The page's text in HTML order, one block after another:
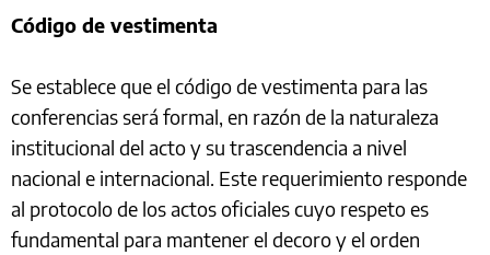
Código de vestimenta
Se establece que el código de vestimenta para las
conferencias será formal, en razón de la naturaleza
institucional del acto y su trascendencia a nivel
nacional e internacional. Este requerimiento responde
al protocolo de los actos oficiales cuyo respeto es
fundamental para mantener el decoro y el orden